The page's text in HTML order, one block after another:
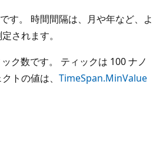
す。 時間間隔は、月や年など、よ
されます。
ク数です。 ティックは 100 ナノ
トの値は、 TimeSpan.MinValue